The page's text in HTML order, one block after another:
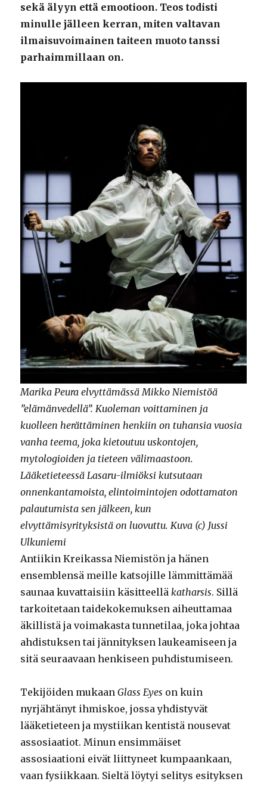
sekä älyyn että emootioon. Teos todisti
minulle jälleen kerran, miten valtavan
ilmaisuvoimainen taiteen muoto tanssi
parhaimmillaan on.
Marika Peura elvyttämässä Mikko Niemistöä
”elämänvedellä”. Kuoleman voittaminen ja
kuolleen herättäminen henkiin on tuhansia vuosia
vanha teema, joka kietoutuu uskontojen,
mytologioiden ja tieteen välimaastoon.
Lääketieteessä Lasaru-ilmiöksi kutsutaan
onnenkantamoista, elintoimintojen odottamaton
palautumista sen jälkeen, kun
elvyttämisyrityksistä on luovuttu. Kuva (c) Jussi
Ulkuniemi
Antiikin Kreikassa Niemistön ja hänen
ensemblensä meille katsojille lämmittämää
saunaa kuvattaisiin käsitteellä katharsis. Sillä
tarkoitetaan taidekokemuksen aiheuttamaa
äkillistä ja voimakasta tunnetilaa, joka johtaa
ahdistuksen tai jännityksen laukeamiseen ja
sitä seuraavaan henkiseen puhdistumiseen.
Tekijöiden mukaanGlass Eyes on kuin
nyrjähtänyt ihmiskoe, jossa yhdistyvät
lääketieteen ja mystiikan kentistä nousevat
assosiaatiot. Minun ensimmäiset
assosiaationi eivät liittyneet kumpaankaan,
vaan fysiikkaan. Sieltä löytyi selitys esityksen